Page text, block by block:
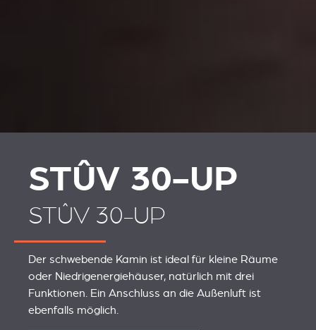
STÛV 30-UP
STÛV 30-UP
Der schwebende Kamin ist ideal für kleine Räume
oder Niedrigenergiehäuser, natürlich mit drei
Funktionen. Ein Anschluss an die Außenluft ist
ebenfalls möglich.